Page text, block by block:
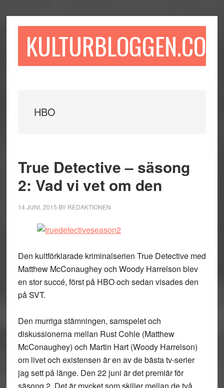
till
till
sidofältet
till
KULTURBLOGGEN.COM
HBO
True Detective – säsong
2: Vad vi vet om den
14 JUNI, 2015 BY REDAKTIONEN
Den kultförklarade kriminalserien True Detective med
Matthew McConaughey och Woody Harrelson blev
en stor succé, först på HBO och sedan visades den
på SVT.
Den murriga stämningen, samspelet och
diskussionerna mellan Rust Cohle (Matthew
McConaughey) och Martin Hart (Woody Harrelson)
om livet och existensen är en av de bästa tv-serier
jag sett på länge. Den 22 juni är det premiär för